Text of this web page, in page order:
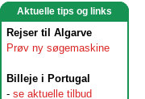
Aktuelle tips og links
Rejser til Algarve
Prøv ny søgemaskine
Billeje i Portugal
- se aktuelle tilbud